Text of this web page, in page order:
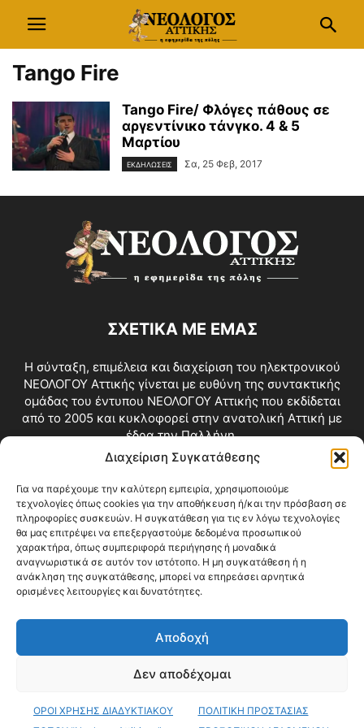
Διαχείριση Συγκατάθεσης
Για να παρέχουμε την καλύτερη εμπειρία, χρησιμοποιούμε
τεχνολογίες όπως cookies για την αποθήκευση ή/και την πρόσβαση σε
πληροφορίες συσκευών. Η συγκατάθεση για τις εν λόγω τεχνολογίες
θα μας επιτρέψει να επεξεργαστούμε δεδομένα προσωπικού
χαρακτήρα, όπως συμπεριφορά περιήγησης ή μοναδικά
αναγνωριστικά σε αυτόν τον ιστότοπο. Η μη συγκατάθεση ή η
ανάκληση της συγκατάθεσης, μπορεί να επηρεάσει αρνητικά
ορισμένες λειτουργίες και δυνατότητες.
Αποδοχή
Δεν αποδέχομαι
ΟΡΟΙ ΧΡΗΣΗΣ ΔΙΑΔΥΚΤΙΑΚΟΥ
ΠΟΛΙΤΙΚΗ ΠΡΟΣΤΑΣΙΑΣ
Tango Fire
Tango Fire/ Φλόγες πάθους σε
αργεντίνικο τάνγκο. 4 & 5
Μαρτίου
ΕΚΔΗΛΩΣΕΙΣ Σα, 25 Φεβ, 2017
ΣΧΕΤΙΚΑ ΜΕ ΕΜΑΣ
Η σύνταξη, επιμέλεια και διαχείριση του ηλεκτρονικού
ΝΕΟΛΟΓΟΥ Αττικής γίνεται με ευθύνη της συντακτικής
ομάδας του έντυπου ΝΕΟΛΟΓΟΥ Αττικής που εκδίδεται
από το 2005 και κυκλοφορεί στην ανατολική Αττική με
έδρα την Παλλήνη.
Επικοινωνία:info@neologosattikis.gr
ΑΚΟΛΟΥΘΗΣΕ ΜΑΣ
Videos Όροι Χρήσης
© Copyright 2026 ΝΕΟΛΟΓΟΣ ΑΤΤΙΚΗΣ • All Rights Reserved •